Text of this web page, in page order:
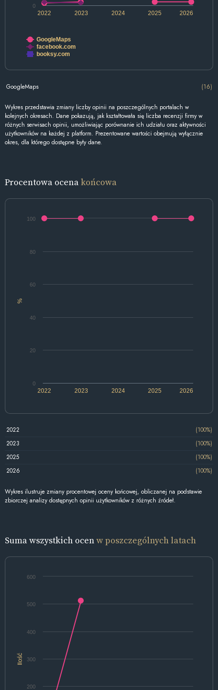
2022 2024 2026
2023 2025
0
GoogleMaps
facebook.com
booksy.com
GoogleMaps (16)
Wykres przedstawia zmiany liczby opinii na poszczególnych portalach w
kolejnych okresach. Dane pokazują, jak kształtowała się liczba recenzji firmy w
różnych serwisach opinii, umożliwiając porównanie ich udziału oraz aktywności
użytkowników na każdej z platform. Prezentowane wartości obejmują wyłącznie
okres, dla którego dostępne były dane.
Procentowa ocenakońcowa
%
2022 2024 2026
2023 2025
0
20
40
60
80
100
2022
(100%)
2023
(100%)
2025
(100%)
2026
(100%)
Wykres ilustruje zmiany procentowej oceny końcowej, obliczanej na podstawie
zbiorczej analizy dostępnych opinii użytkowników z różnych źródeł.
Suma wszystkich ocenw poszczególnych latach
Ilość
200
300
400
500
600